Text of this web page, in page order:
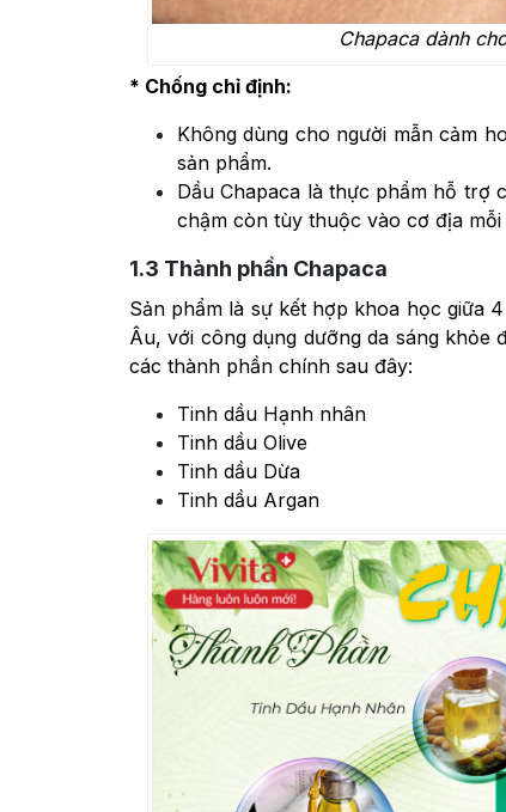
Chapaca dành
* Chống chỉ định:
Không dùng cho người mẫn cảm
sản phẩm.
Dầu Chapaca là thực phẩm hỗ trợ
chậm còn tùy thuộc vào cơ địa mỗi
1.3 Thành phần Chapaca
Sản phẩm là sự kết hợp khoa học giữa
Âu, với công dụng dưỡng da sáng
các thành phần chính sau đây:
Tinh dầu Hạnh nhân
Tinh dầu Olive
Tinh dầu Dừa
Tinh dầu Argan